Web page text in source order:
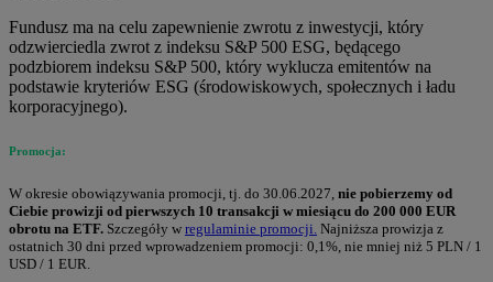
Fundusz ma na celu zapewnienie zwrotu z inwestycji, który
odzwierciedla zwrot z indeksu S&P 500 ESG, będącego
podzbiorem indeksu S&P 500, który wyklucza emitentów na
podstawie kryteriów ESG (środowiskowych, społecznych i ładu
korporacyjnego).
Promocja:
W okresie obowiązywania promocji, tj. do 30.06.2027, nie pobierzemy od
Ciebie prowizji od pierwszych 10 transakcji w miesiącu do 200 000 EUR
obrotu na ETF. Szczegóły w regulaminie promocji. Najniższa prowizja z
ostatnich 30 dni przed wprowadzeniem promocji: 0,1%, nie mniej niż 5 PLN / 1
USD / 1 EUR.